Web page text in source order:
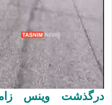
درگذشت وینس